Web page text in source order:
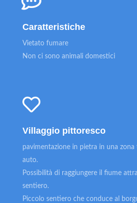
Caratteristiche
Vietato fumare
Non ci sono animali domestici
Villaggio pittoresco
pavimentazione in pietra in una zona
auto.
Possibilità di raggiungere il fiume
sentiero.
Piccolo sentiero che conduce al